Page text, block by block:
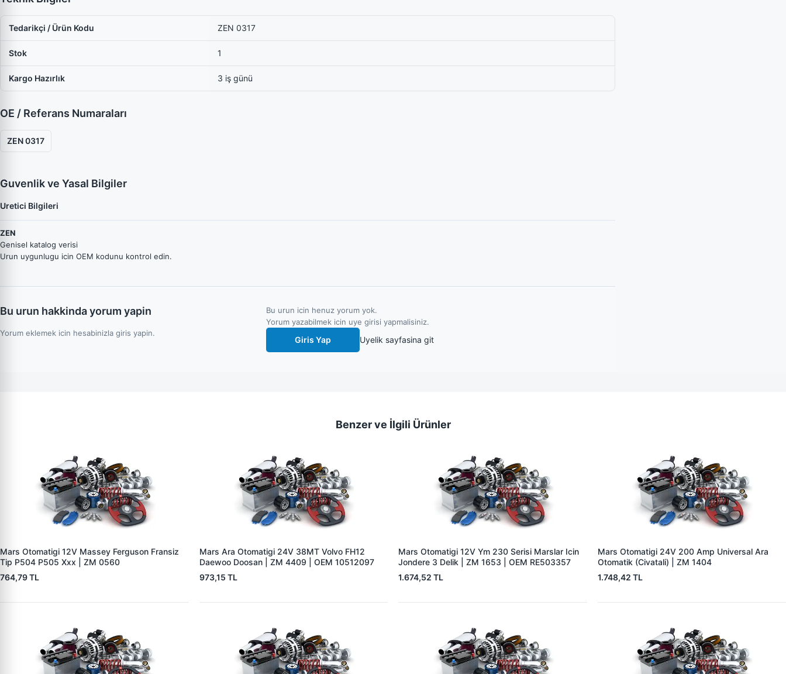
Tedarikçi / Ürün Kodu ZEN 0317
Stok 1
Kargo Hazırlık 3 iş günü
OE / Referans Numaraları
ZEN 0317
Guvenlik ve Yasal Bilgiler
Uretici Bilgileri
ZEN
Genisel katalog verisi
Urun uygunlugu icin OEM kodunu kontrol edin.
Bu urun hakkinda yorum yapin
Yorum eklemek icin hesabinizla giris yapin.
Bu urun icin henuz yorum yok.
Yorum yazabilmek icin uye girisi yapmalisiniz.
Giris Yap Uyelik sayfasina git
Benzer ve İlgili Ürünler
Mars Otomatigi 12V Massey Ferguson Fransiz
Tip P504 P505 Xxx | ZM 0560
764,79 TL
Mars Ara Otomatigi 24V 38MT Volvo FH12
Daewoo Doosan | ZM 4409 | OEM 10512097
973,15 TL
Mars Otomatigi 12V Ym 230 Serisi Marslar Icin
Jondere 3 Delik | ZM 1653 | OEM RE503357
1.674,52 TL
Mars Otomatigi 24V 200 Amp Universal Ara
Otomatik (Civatali) | ZM 1404
1.748,42 TL